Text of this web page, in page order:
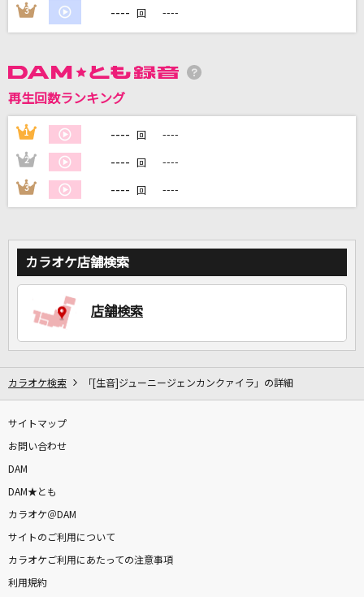
もっと見る
DAMの新曲・ランキングなど
カラオケ最新情報をチェック！
DAMに会員登録・ログインして
家族や友達と一緒に！練習にも！
3 ---- 回 ----
再生回数ランキング
1 ---- 回 ----
2 ---- 回 ----
3 ---- 回 ----
カラオケ店舗検索
店舗検索
カラオケ検索 「[生音]ジューニージェンカンクァイラ」の詳細
サイトマップ
お問い合わせ
DAM
DAM★とも
カラオケ＠DAM
サイトのご利用について
カラオケご利用にあたっての注意事項
利用規約